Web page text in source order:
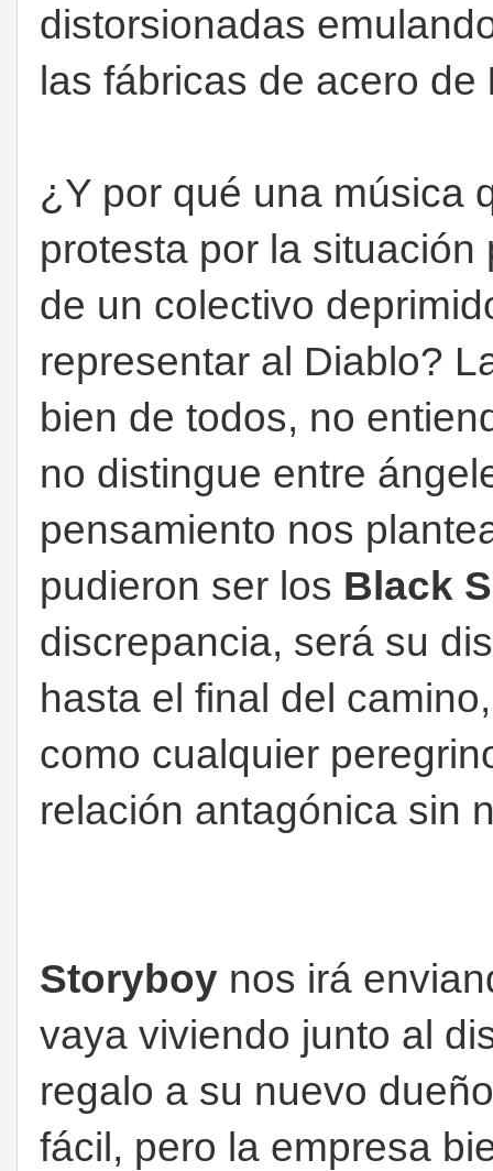
distorsionadas
las fábricas de acero de
¿Y por qué una música
protesta por la situación
de un colectivo
representar al Diablo?
bien de todos, no
no distingue entre
pensamiento nos
pudieron ser los Black
discrepancia, será su
hasta el final del
como cualquier
relación antagónica sin
Storyboy nos irá
vaya viviendo junto al
regalo a su nuevo
fácil, pero la empresa